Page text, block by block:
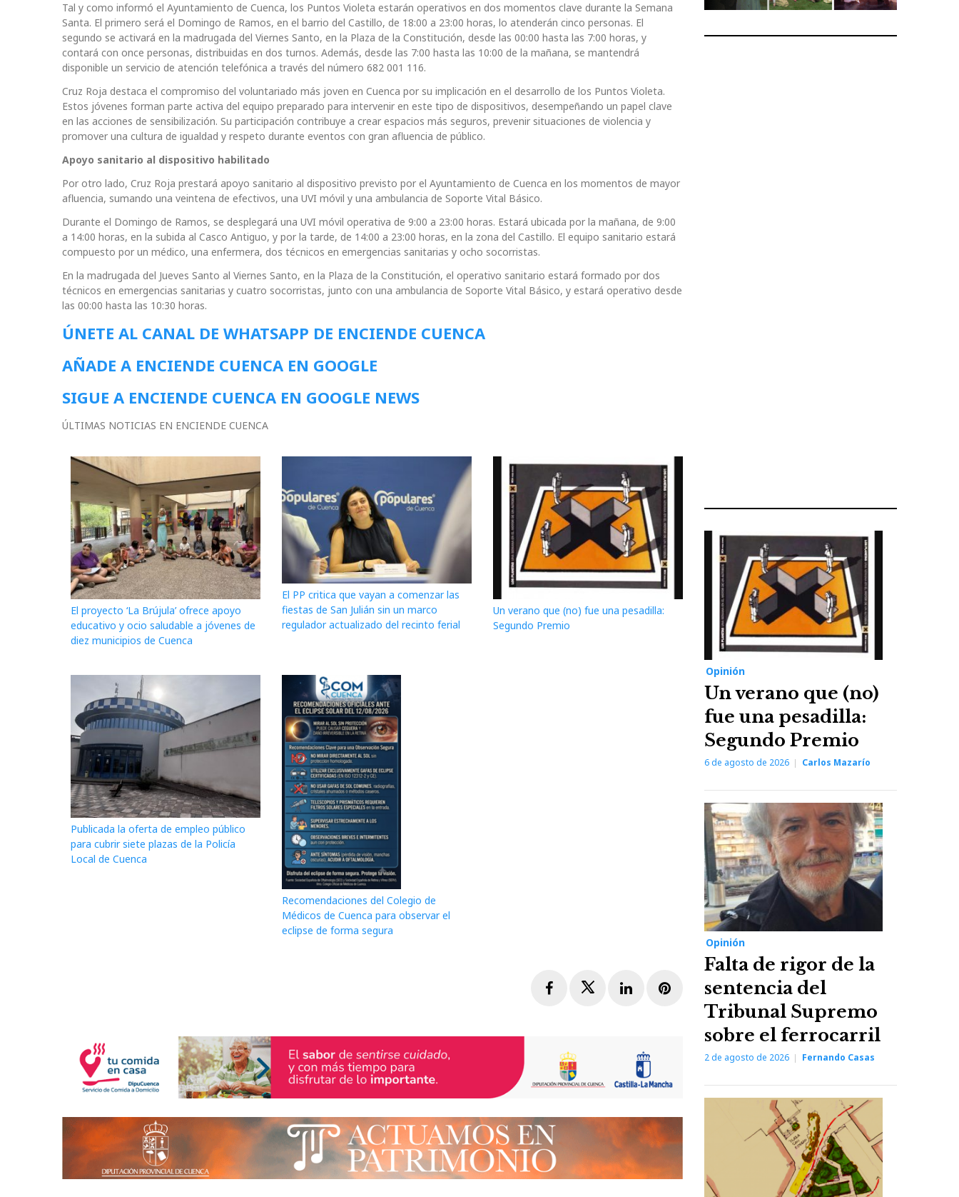
Tal y como informó el Ayuntamiento de Cuenca, los Puntos Violeta estarán operativos en dos momentos clave durante la Semana
Santa. El primero será el Domingo de Ramos, en el barrio del Castillo, de 18:00 a 23:00 horas, lo atenderán cinco personas. El
segundo se activará en la madrugada del Viernes Santo, en la Plaza de la Constitución, desde las 00:00 hasta las 7:00 horas, y
contará con once personas, distribuidas en dos turnos. Además, desde las 7:00 hasta las 10:00 de la mañana, se mantendrá
disponible un servicio de atención telefónica a través del número 682 001 116.
Cruz Roja destaca el compromiso del voluntariado más joven en Cuenca por su implicación en el desarrollo de los Puntos Violeta.
Estos jóvenes forman parte activa del equipo preparado para intervenir en este tipo de dispositivos, desempeñando un papel clave
en las acciones de sensibilización. Su participación contribuye a crear espacios más seguros, prevenir situaciones de violencia y
promover una cultura de igualdad y respeto durante eventos con gran afluencia de público.
Apoyo sanitario al dispositivo habilitado
Por otro lado, Cruz Roja prestará apoyo sanitario al dispositivo previsto por el Ayuntamiento de Cuenca en los momentos de mayor
afluencia, sumando una veintena de efectivos, una UVI móvil y una ambulancia de Soporte Vital Básico.
Durante el Domingo de Ramos, se desplegará una UVI móvil operativa de 9:00 a 23:00 horas. Estará ubicada por la mañana, de 9:00
a 14:00 horas, en la subida al Casco Antiguo, y por la tarde, de 14:00 a 23:00 horas, en la zona del Castillo. El equipo sanitario estará
compuesto por un médico, una enfermera, dos técnicos en emergencias sanitarias y ocho socorristas.
En la madrugada del Jueves Santo al Viernes Santo, en la Plaza de la Constitución, el operativo sanitario estará formado por dos
técnicos en emergencias sanitarias y cuatro socorristas, junto con una ambulancia de Soporte Vital Básico, y estará operativo desde
las 00:00 hasta las 10:30 horas.
ÚNETE AL CANAL DE WHATSAPP DE ENCIENDE CUENCA
AÑADE A ENCIENDE CUENCA EN GOOGLE
SIGUE A ENCIENDE CUENCA EN GOOGLE NEWS
ÚLTIMAS NOTICIAS EN ENCIENDE CUENCA
El proyecto ‘La Brújula’ ofrece apoyo
educativo y ocio saludable a jóvenes de
diez municipios de Cuenca
El PP critica que vayan a comenzar las
fiestas de San Julián sin un marco
regulador actualizado del recinto ferial
Un verano que (no) fue una pesadilla:
Segundo Premio
Publicada la oferta de empleo público
para cubrir siete plazas de la Policía
Local de Cuenca
Recomendaciones del Colegio de
Médicos de Cuenca para observar el
eclipse de forma segura
FacebookTwitterLinkedInPinterest
Opinión
Un verano que (no)
fue una pesadilla:
Segundo Premio
6 de agosto de 2026 Carlos Mazarío
Opinión
Falta de rigor de la
sentencia del
Tribunal Supremo
sobre el ferrocarril
2 de agosto de 2026 Fernando Casas